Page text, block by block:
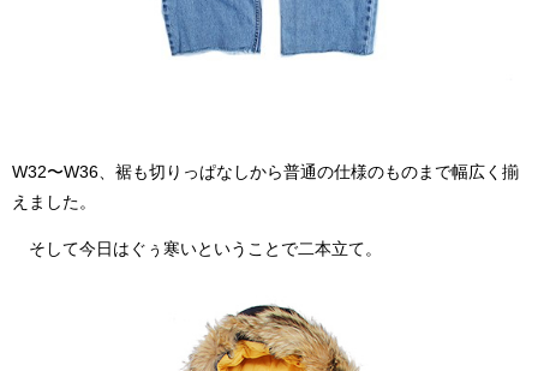
W32〜W36、裾も切りっぱなしから普通の仕様のものまで幅広く揃
えました。
そして今日はぐぅ寒いということで二本立て。